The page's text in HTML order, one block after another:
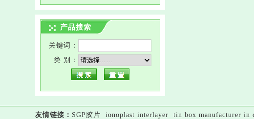
产品搜索
关键词：
类 别：
友情链接： SGP胶片 ionoplast interlayer tin box manufacturer in